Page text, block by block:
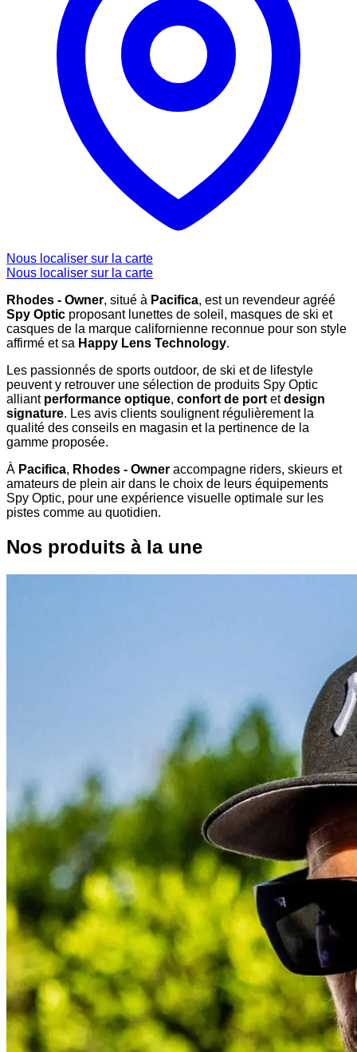
Nous localiser sur la carte
Nous localiser sur la carte
Rhodes - Owner, situé à Pacifica, est un revendeur agréé
Spy Optic proposant lunettes de soleil, masques de ski et
casques de la marque californienne reconnue pour son style
affirmé et sa Happy Lens Technology.
Les passionnés de sports outdoor, de ski et de lifestyle
peuvent y retrouver une sélection de produits Spy Optic
alliant performance optique, confort de portetdesign
signature. Les avis clients soulignent régulièrement la
qualité des conseils en magasin et la pertinence de la
gamme proposée.
À Pacifica, Rhodes - Owner accompagne riders, skieurs et
amateurs de plein air dans le choix de leurs équipements
Spy Optic, pour une expérience visuelle optimale sur les
pistes comme au quotidien.
Nos produits à la une